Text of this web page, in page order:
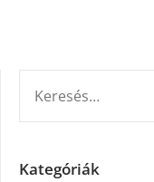
Kategóriák